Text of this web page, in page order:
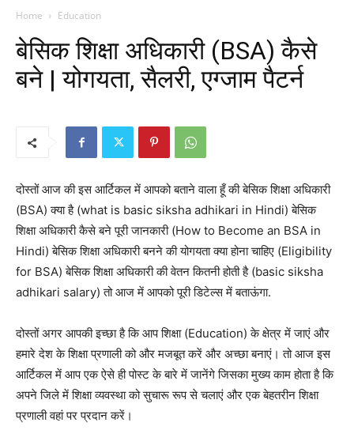
Home Education
बेसिक शिक्षा अधिकारी (BSA) कैसे
बने | योगयता, सैलरी, एग्जाम पैटर्न
दोस्तों आज की इस आर्टिकल में आपको बताने वाला हूँ की बेसिक शिक्षा अधिकारी
(BSA) क्या है (what is basic siksha adhikari in Hindi) बेसिक
शिक्षा अधिकारी कैसे बने पूरी जानकारी (How to Become an BSA in
Hindi) बेसिक शिक्षा अधिकारी बनने की योगयता क्या होना चाहिए (Eligibility
for BSA) बेसिक शिक्षा अधिकारी की वेतन कितनी होती है (basic siksha
adhikari salary) तो आज में आपको पूरी डिटेल्स में बताऊंगा.
दोस्तों अगर आपकी इच्छा है कि आप शिक्षा (Education) के क्षेत्र में जाएं और
हमारे देश के शिक्षा प्रणाली को और मजबूत करें और अच्छा बनाएं। तो आज इस
आर्टिकल में आप एक ऐसे ही पोस्ट के बारे में जानेंगे जिसका मुख्य काम होता है कि
अपने जिले में शिक्षा व्यवस्था को सुचारू रूप से चलाएं और एक बेहतरीन शिक्षा
प्रणाली वहां पर प्रदान करें।